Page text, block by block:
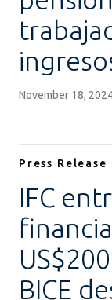
November 18,
Press Release
IFC
BICE